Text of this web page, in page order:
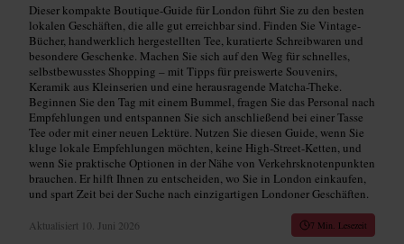
Dieser kompakte Boutique-Guide für London führt Sie zu den besten
lokalen Geschäften, die alle gut erreichbar sind. Finden Sie Vintage-
Bücher, handwerklich hergestellten Tee, kuratierte Schreibwaren und
besondere Geschenke. Machen Sie sich auf den Weg für schnelles,
selbstbewusstes Shopping – mit Tipps für preiswerte Souvenirs,
Keramik aus Kleinserien und eine herausragende Matcha-Theke.
Beginnen Sie den Tag mit einem Bummel, fragen Sie das Personal nach
Empfehlungen und entspannen Sie sich anschließend bei einer Tasse
Tee oder mit einer neuen Lektüre. Nutzen Sie diesen Guide, wenn Sie
kluge lokale Empfehlungen möchten, keine High-Street-Ketten, und
wenn Sie praktische Optionen in der Nähe von Verkehrsknotenpunkten
brauchen. Er hilft Ihnen zu entscheiden, wo Sie in London einkaufen,
und spart Zeit bei der Suche nach einzigartigen Londoner Geschäften.
Aktualisiert 10. Juni 2026 7 Min. Lesezeit